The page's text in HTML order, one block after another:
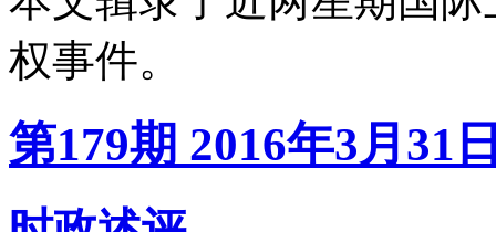
权事件。
第179期 2016年3月31